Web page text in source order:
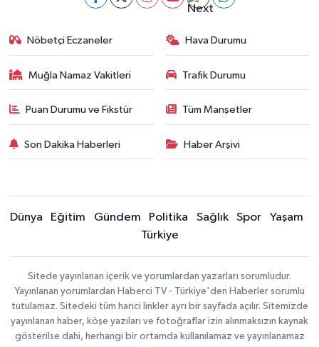
Nöbetçi Eczaneler Hava Durumu
Muğla Namaz Vakitleri Trafik Durumu
Puan Durumu ve Fikstür Tüm Manşetler
Son Dakika Haberleri Haber Arşivi
Dünya Eğitim Gündem Politika Sağlık Spor
Yaşam
Türkiye
Sitede yayınlanan içerik ve yorumlardan yazarları sorumludur.
Yayınlanan yorumlardan Haberci TV - Türkiye'den Haberler sorumlu
tutulamaz. Sitedeki tüm harici linkler ayrı bir sayfada açılır. Sitemizde
yayınlanan haber, köşe yazıları ve fotoğraflar izin alınmaksızın kaynak
gösterilse dahi, herhangi bir ortamda kullanılamaz ve yayınlanamaz